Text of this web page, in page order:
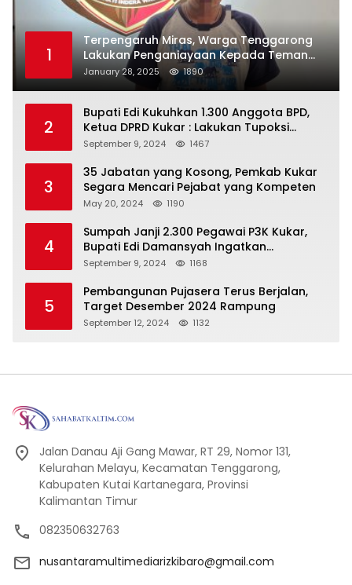
1
Terpengaruh Miras, Warga Tenggarong
Lakukan Penganiayaan Kepada Teman
Sendiri
January 28, 2025 1890
2
Bupati Edi Kukuhkan 1.300 Anggota BPD,
Ketua DPRD Kukar : Lakukan Tupoksi
Dengan Baik Untuk Wujudkan
September 9, 2024 1467
3
35 Jabatan yang Kosong, Pemkab Kukar
Segara Mencari Pejabat yang Kompeten
May 20, 2024 1190
4
Sumpah Janji 2.300 Pegawai P3K Kukar,
Bupati Edi Damansyah Ingatkan
Tanggung Jawab Baru
September 9, 2024 1168
5
Pembangunan Pujasera Terus Berjalan,
Target Desember 2024 Rampung
September 12, 2024 1132
Jalan Danau Aji Gang Mawar, RT 29, Nomor 131,
Kelurahan Melayu, Kecamatan Tenggarong,
Kabupaten Kutai Kartanegara, Provinsi
Kalimantan Timur
082350632763
nusantaramultimediarizkibaro@gmail.com